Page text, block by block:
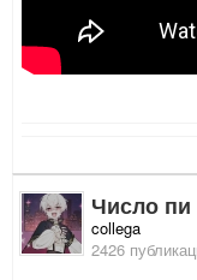
Число пи
collega
2426